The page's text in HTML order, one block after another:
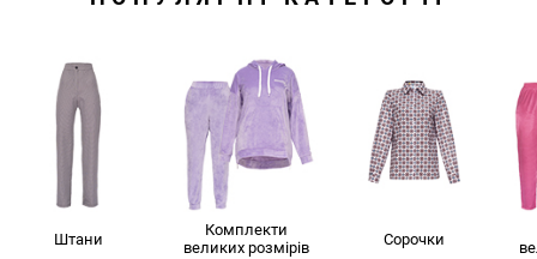
Штани
Комплекти
великих розмірів
Сорочки